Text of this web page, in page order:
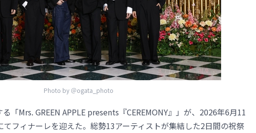
Photo by ＠ogata_photo
る「Mrs. GREEN APPLE presents『CEREMONY』」が、2026年6月11
てフィナーレを迎えた。総勢13アーティストが集結した2日間の祝祭